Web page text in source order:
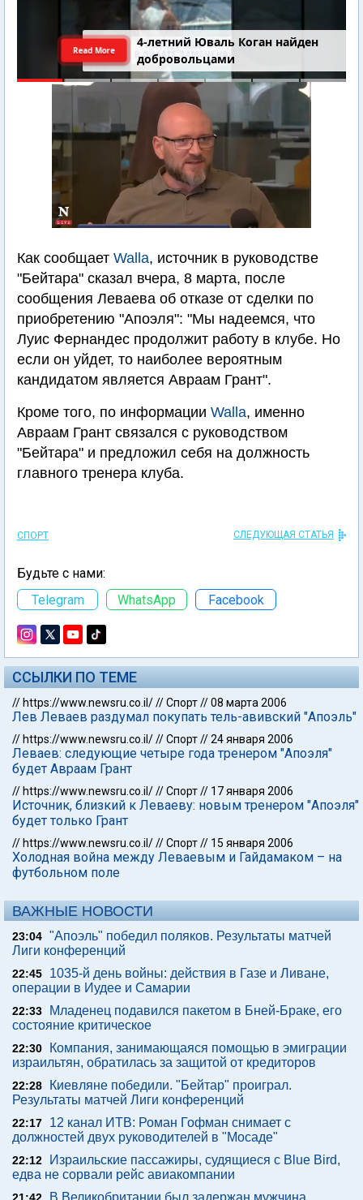
4-летний Юваль Коган найден
добровольцами
Read More
Как сообщает Walla, источник в руководстве
"Бейтара" сказал вчера, 8 марта, после
сообщения Леваева об отказе от сделки по
приобретению "Апоэля": "Мы надеемся, что
Луис Фернандес продолжит работу в клубе. Но
если он уйдет, то наиболее вероятным
кандидатом является Авраам Грант".
Кроме того, по информации Walla, именно
Авраам Грант связался с руководством
"Бейтара" и предложил себя на должность
главного тренера клуба.
СПОРТ СЛЕДУЮЩАЯ СТАТЬЯ
Будьте с нами:
Telegram
WhatsApp Facebook
ССЫЛКИ ПО ТЕМЕ
// https://www.newsru.co.il///Спорт//08 марта 2006
Лев Леваев раздумал покупать тель-авивский "Апоэль"
// https://www.newsru.co.il///Спорт//24 января 2006
Леваев: следующие четыре года тренером "Апоэля"
будет Авраам Грант
// https://www.newsru.co.il///Спорт// 17 января 2006
Источник, близкий к Леваеву: новым тренером "Апоэля"
будет только Грант
// https://www.newsru.co.il///Спорт// 15 января 2006
Холодная война между Леваевым и Гайдамаком – на
футбольном поле
ВАЖНЫЕ НОВОСТИ
23:04 "Апоэль" победил поляков. Результаты матчей
Лиги конференций
22:45
1035-й день войны: действия в Газе и Ливане,
операции в Иудее и Самарии
22:33
Младенец подавился пакетом в Бней-Браке, его
состояние критическое
22:30
Компания, занимающаяся помощью в эмиграции
израильтян, обратилась за защитой от кредиторов
22:28
Киевляне победили. "Бейтар" проиграл.
Результаты матчей Лиги конференций
22:17
12 канал ИТВ: Роман Гофман снимает с
должностей двух руководителей в "Мосаде"
22:12
Израильские пассажиры, судящиеся с Blue Bird,
едва не сорвали рейс авиакомпании
В Великобритании был задержан мужчина,